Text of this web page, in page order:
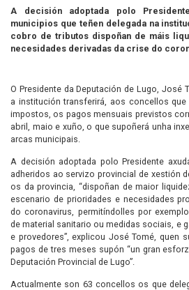
A decisión adoptada polo
municipios que teñen delegada na
cobro de tributos dispoñan de máis
necesidades derivadas da crise do
O Presidente da Deputación de Lugo, José
a institución transferirá, aos concellos
impostos, os pagos mensuais previstos
abril, maio e xuño, o que supoñerá unha
arcas municipais.
A decisión adoptada polo Presidente
adheridos ao servizo provincial de xestión
os da provincia, “dispoñan de maior
escenario de prioridades e necesidades
do coronavirus, permitíndolles por
de material sanitario ou medidas sociais, e
e provedores”, explicou José Tomé, quen
pagos de tres meses supón “un gran
Deputación Provincial de Lugo”.
Actualmente son 63 concellos os que